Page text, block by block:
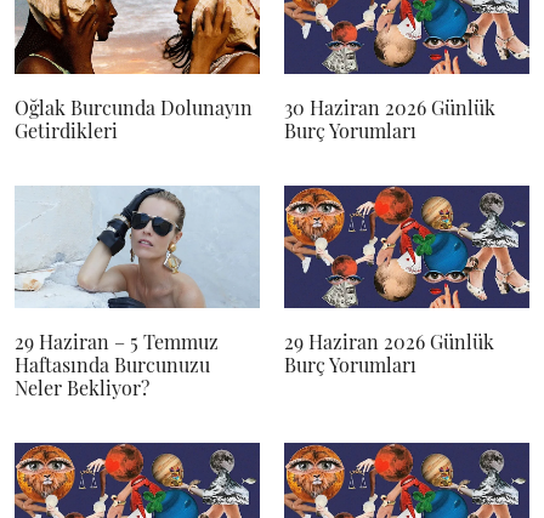
Oğlak Burcunda Dolunayın
Getirdikleri
30 Haziran 2026 Günlük
Burç Yorumları
29 Haziran – 5 Temmuz
Haftasında Burcunuzu
Neler Bekliyor?
29 Haziran 2026 Günlük
Burç Yorumları